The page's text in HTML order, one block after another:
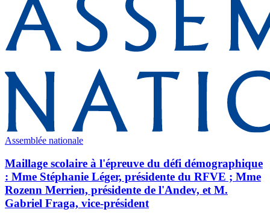
Assemblée nationale
Maillage scolaire à l'épreuve du défi démographique
: Mme Stéphanie Léger, présidente du RFVE ; Mme
Rozenn Merrien, présidente de l'Andev, et M.
Gabriel Fraga, vice-président